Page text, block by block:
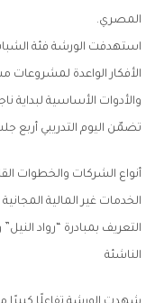
المصري.
استهدفت الورشة فئة
الأفكار الواعدة لمشروعات
والأدوات الأساسية لبداية
تضمّن اليوم التدريبي أربع
أنواع الشركات والخطوات
الخدمات غير المالية
التعريف بمبادرة “رواد
الناشئة